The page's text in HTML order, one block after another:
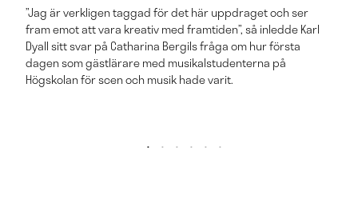
”Jag är verkligen taggad för det här uppdraget och ser
fram emot att vara kreativ med framtiden”, så inledde Karl
Dyall sitt svar på Catharina Bergils fråga om hur första
dagen som gästlärare med musikalstudenterna på
Högskolan för scen och musik hade varit.